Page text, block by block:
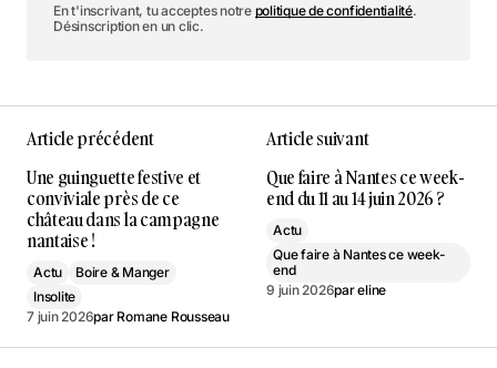
En t'inscrivant, tu acceptes notre politique de confidentialité.
Désinscription en un clic.
Article précédent
Une guinguette festive et
conviviale près de ce
château dans la campagne
nantaise !
Actu
Boire & Manger
Insolite
7 juin 2026par Romane Rousseau
Article suivant
Que faire à Nantes ce week-
end du 11 au 14 juin 2026 ?
Actu
Que faire à Nantes ce week-
end
9 juin 2026pareline